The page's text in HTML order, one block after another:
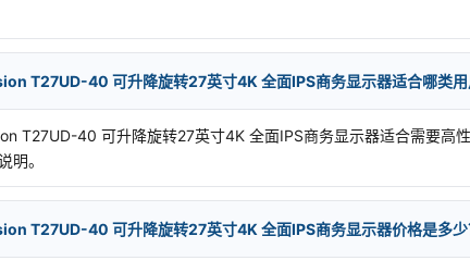
T27UD-40 可升降旋转27英寸4K 全面IPS商务显示器适合哪类用
T27UD-40 可升降旋转27英寸4K 全面IPS商务显示器适合需要高
明。
T27UD-40 可升降旋转27英寸4K 全面IPS商务显示器价格是多少